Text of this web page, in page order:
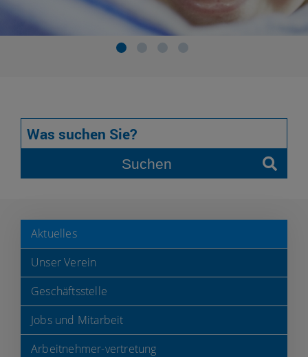
Suchen
Aktuelles
Unser Verein
Geschäftsstelle
Jobs und Mitarbeit
Arbeitnehmer-vertretung